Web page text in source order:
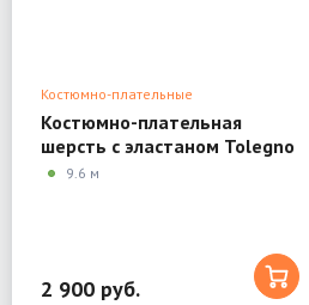
Костюмно-плательные
Костюмно-плательная
шерсть с эластаном Tolegno
MK208
9.6 м
2 900 руб.